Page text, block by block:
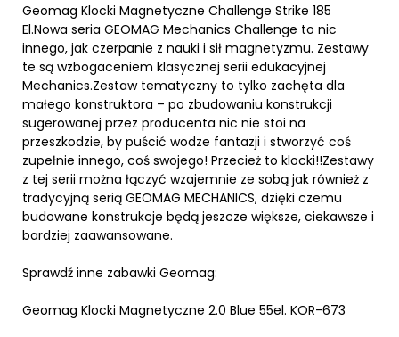
Geomag Klocki Magnetyczne Challenge Strike 185
El.Nowa seria GEOMAG Mechanics Challenge to nic
innego, jak czerpanie z nauki i sił magnetyzmu. Zestawy
te są wzbogaceniem klasycznej serii edukacyjnej
Mechanics.Zestaw tematyczny to tylko zachęta dla
małego konstruktora – po zbudowaniu konstrukcji
sugerowanej przez producenta nic nie stoi na
przeszkodzie, by puścić wodze fantazji i stworzyć coś
zupełnie innego, coś swojego! Przecież to klocki!!Zestawy
z tej serii można łączyć wzajemnie ze sobą jak również z
tradycyjną serią GEOMAG MECHANICS, dzięki czemu
budowane konstrukcje będą jeszcze większe, ciekawsze i
bardziej zaawansowane.
Sprawdź inne zabawki Geomag:
Geomag Klocki Magnetyczne 2.0 Blue 55el. KOR-673